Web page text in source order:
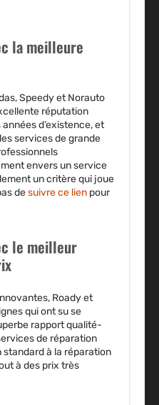
la meilleure
Speedy et Norauto
réputation
d’existence, et
services de grande
envers un service
un critère qui joue
desuivre ce lien pour
le meilleur
Roady et
qui ont su se
rapport qualité-
de réparation
standard à la réparation
à des prix très